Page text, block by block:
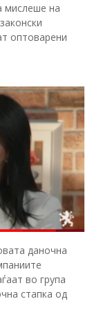
мислеше на
оптоварени
даночна
во група
стапка од